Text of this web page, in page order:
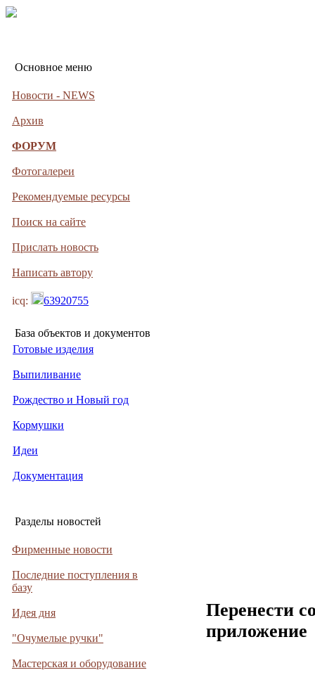
Основное меню
Новости - NEWS
Архив
ФОРУМ
Фотогалереи
Рекомендуемые ресурсы
Поиск на сайте
Прислать новость
Написать автору
icq: 63920755
База объектов и документов
Готовые изделия
Выпиливание
Рождество и Новый год
Кормушки
Идеи
Документация
Разделы новостей
Фирменные новости
Последние поступления в
базу
Идея дня
"Очумелые ручки"
Мастерская и оборудование
Перенести
приложение